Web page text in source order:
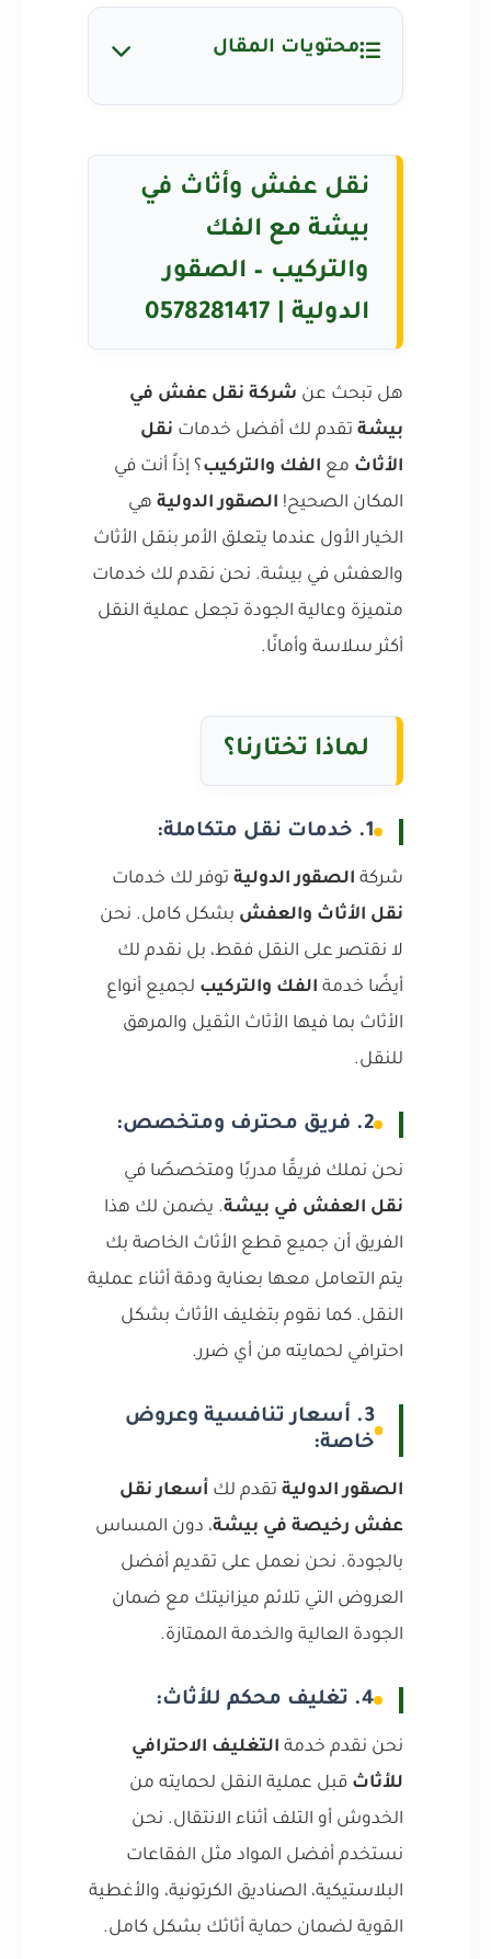
محتويات المقال
نقل عفش وأثاث في
بيشة مع الفك
والتركيب – الصقور
الدولية | 0578281417
هل تبحث عن شركة نقل عفش في
بيشة تقدم لك أفضل خدمات نقل
الأثاث مع الفك والتركيب؟ إذاً أنت في
المكان الصحيح! الصقور الدولية هي
الخيار الأول عندما يتعلق الأمر بنقل الأثاث
والعفش في بيشة. نحن نقدم لك خدمات
متميزة وعالية الجودة تجعل عملية النقل
أكثر سلاسة وأمانًا.
لماذا تختارنا؟
1. خدمات نقل متكاملة:
شركة الصقور الدولية توفر لك خدمات
نقل الأثاث والعفش بشكل كامل. نحن
لا نقتصر على النقل فقط، بل نقدم لك
أيضًا خدمة الفك والتركيب لجميع أنواع
الأثاث بما فيها الأثاث الثقيل والمرهق
للنقل.
2. فريق محترف ومتخصص:
نحن نملك فريقًا مدربًا ومتخصصًا في
نقل العفش في بيشة. يضمن لك هذا
الفريق أن جميع قطع الأثاث الخاصة بك
يتم التعامل معها بعناية ودقة أثناء عملية
النقل. كما نقوم بتغليف الأثاث بشكل
احترافي لحمايته من أي ضرر.
3. أسعار تنافسية وعروض
خاصة:
الصقور الدولية تقدم لك أسعار نقل
عفش رخيصة في بيشة، دون المساس
بالجودة. نحن نعمل على تقديم أفضل
العروض التي تلائم ميزانيتك مع ضمان
الجودة العالية والخدمة الممتازة.
4. تغليف محكم للأثاث:
نحن نقدم خدمة التغليف الاحترافي
للأثاث قبل عملية النقل لحمايته من
الخدوش أو التلف أثناء الانتقال. نحن
نستخدم أفضل المواد مثل الفقاعات
البلاستيكية، الصناديق الكرتونية، والأغطية
القوية لضمان حماية أثاثك بشكل كامل.